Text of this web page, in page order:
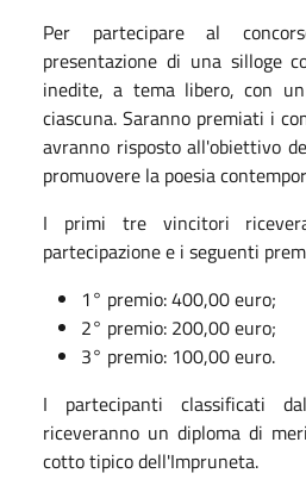
Per partecipare al
presentazione di una silloge
inedite, a tema libero, con
ciascuna. Saranno premiati i
avranno risposto all'obiettivo
promuovere la poesia
I primi tre vincitori
partecipazione e i seguenti
1° premio: 400,00 euro;
2° premio: 200,00 euro;
3° premio: 100,00 euro.
I partecipanti classificati
riceveranno un diploma di
cotto tipico dell'Impruneta.